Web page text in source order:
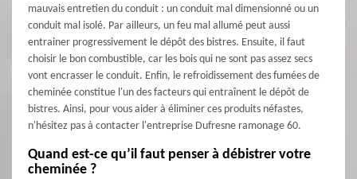
mauvais entretien du conduit : un conduit mal dimensionné ou un
conduit mal isolé. Par ailleurs, un feu mal allumé peut aussi
entrainer progressivement le dépôt des bistres. Ensuite, il faut
choisir le bon combustible, car les bois qui ne sont pas assez secs
vont encrasser le conduit. Enfin, le refroidissement des fumées de
cheminée constitue l'un des facteurs qui entraînent le dépôt de
bistres. Ainsi, pour vous aider à éliminer ces produits néfastes,
n'hésitez pas à contacter l'entreprise Dufresne ramonage 60.
Quand est-ce qu’il faut penser à débistrer votre
cheminée ?